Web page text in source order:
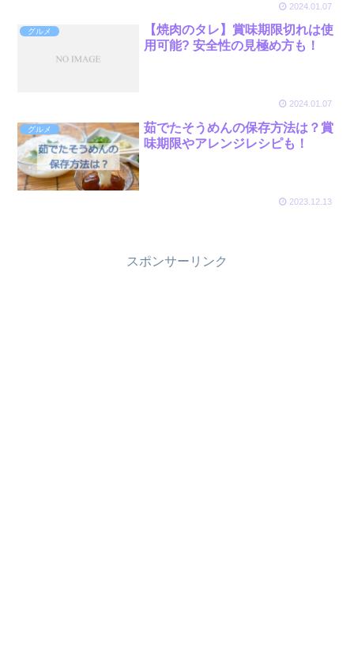
2024.01.07
グルメ
【焼肉のタレ】賞味期限切れは使
用可能? 安全性の見極め方も！
2024.01.07
グルメ
茹でたそうめんの保存方法は？賞
味期限やアレンジレシピも！
2023.12.13
スポンサーリンク